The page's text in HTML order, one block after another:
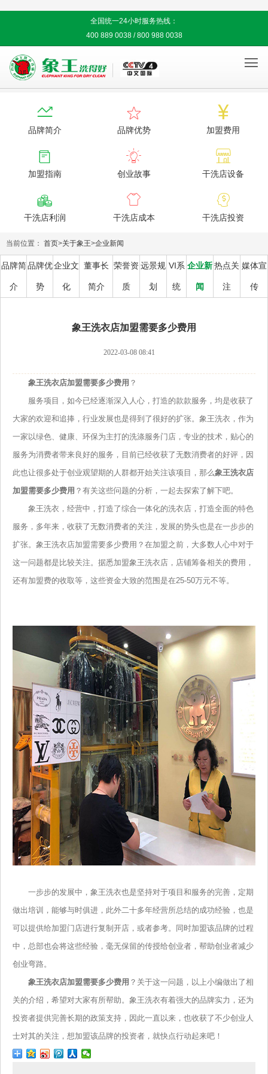
全国统一24小时服务热线：
400 889 0038 / 800 988 0038


品牌简介

品牌优势

加盟费用

加盟指南

创业故事

干洗店设备

干洗店利润

干洗店成本

干洗店投资
当前位置： 首页>关于象王>企业新闻
品牌简
介
品牌优
势
企业文
化
董事长
简介
荣誉资
质
远景规
划
VI系
统
企业新
闻
热点关
注
媒体宣
传
象王洗衣店加盟需要多少费用
2022-03-08 08:41
象王洗衣店加盟需要多少费用 ？
服务项目，如今已经逐渐深入人心，打造的款款服务，均是收获了
大家的欢迎和追捧，行业发展也是得到了很好的扩张。象王洗衣，作为
一家以绿色、健康、环保为主打的洗涤服务门店，专业的技术，贴心的
服务为消费者带来良好的服务，目前已经收获了无数消费者的好评，因
此也让很多处于创业观望期的人群都开始关注该项目，那么象王洗衣店
加盟需要多少费用 ？有关这些问题的分析，一起去探索了解下吧。
象王洗衣，经营中，打造了综合一体化的洗衣店，打造全面的特色
服务，多年来，收获了无数消费者的关注，发展的势头也是在一步步的
扩张。象王洗衣店加盟需要多少费用？在加盟之前，大多数人心中对于
这一问题都是比较关注。据悉加盟象王洗衣店，店铺筹备相关的费用，
还有加盟费的收取等，这些资金大致的范围是在25-50万元不等。
一步步的发展中，象王洗衣也是坚持对于项目和服务的完善，定期
做出培训，能够与时俱进，此外二十多年经营所总结的成功经验，也是
可以提供给加盟门店进行复制开店，或者参考。同时加盟该品牌的过程
中，总部也会将这些经验，毫无保留的传授给创业者，帮助创业者减少
创业弯路。
象王洗衣店加盟需要多少费用 ？关于这一问题，以上小编做出了相
关的介绍，希望对大家有所帮助。象王洗衣有着强大的品牌实力，还为
投资者提供完善长期的政策支持，因此一直以来，也收获了不少创业人
士对其的关注，想加盟该品牌的投资者，就快点行动起来吧！